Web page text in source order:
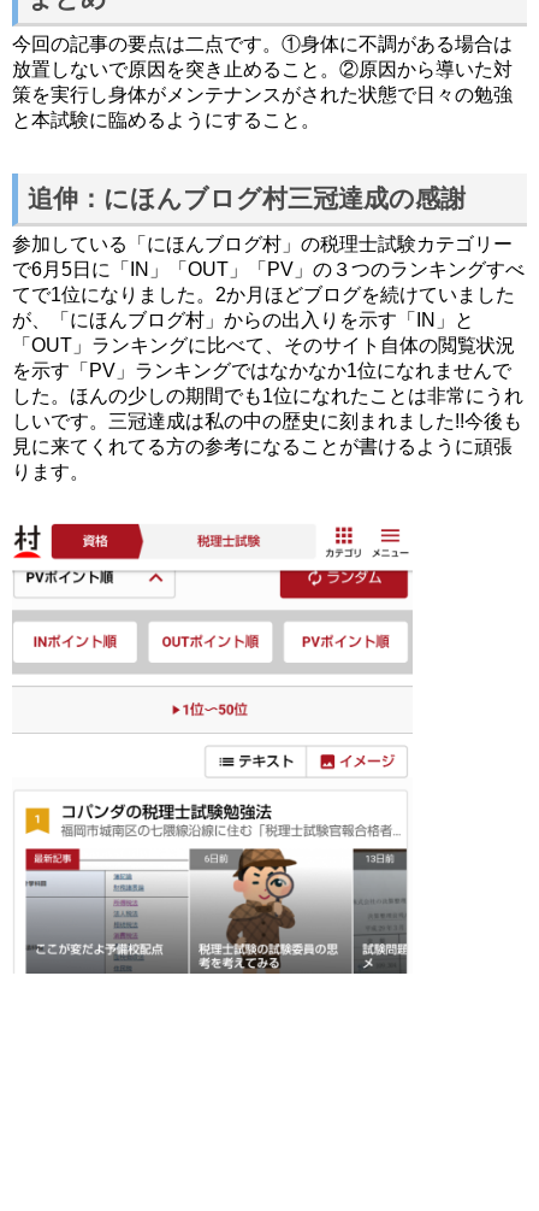
今回の記事の要点は二点です。①身体に不調がある場合は
放置しないで原因を突き止めること。②原因から導いた対
策を実行し身体がメンテナンスがされた状態で日々の勉強
と本試験に臨めるようにすること。
追伸：にほんブログ村三冠達成の感謝
参加している「にほんブログ村」の税理士試験カテゴリー
で6月5日に「IN」「OUT」「PV」の３つのランキングすべ
てで1位になりました。2か月ほどブログを続けていました
が、「にほんブログ村」からの出入りを示す「IN」と
「OUT」ランキングに比べて、そのサイト自体の閲覧状況
を示す「PV」ランキングではなかなか1位になれませんで
した。ほんの少しの期間でも1位になれたことは非常にうれ
しいです。三冠達成は私の中の歴史に刻まれました!!今後も
見に来てくれてる方の参考になることが書けるように頑張
ります。